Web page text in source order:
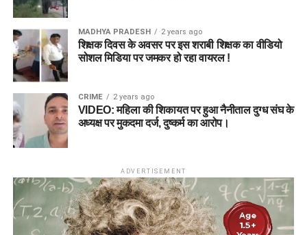
MADHYA PRADESH 2 years ago
शिक्षक दिवस के अवसर पर इस शराबी शिक्षक का वीडियो
सोशल मिडिया पर जमकर हो रहा वायरल !
CRIME 2 years ago
VIDEO: महिला की शिकायत पर हुआ नैनीताल दुग्ध संघ के
अध्यक्ष पर मुकदमा दर्ज, दुष्कर्म का आरोप।
ADVERTISEMENT